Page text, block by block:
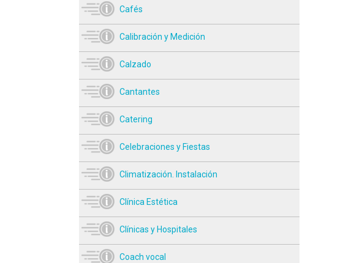
Cafés
Calibración y Medición
Calzado
Cantantes
Catering
Celebraciones y Fiestas
Climatización. Instalación
Clínica Estética
Clínicas y Hospitales
Coach vocal